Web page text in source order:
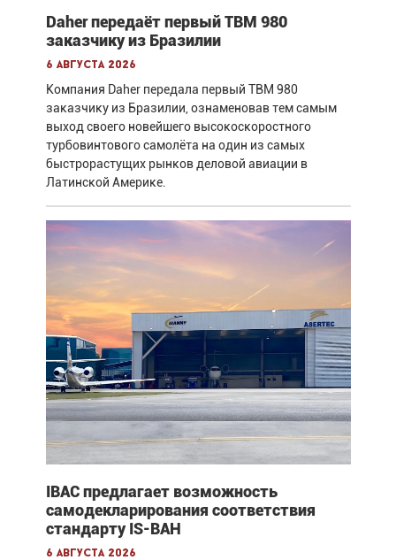
Daher передаёт первый TBM 980
заказчику из Бразилии
6 августа 2026
Компания Daher передала первый TBM 980
заказчику из Бразилии, ознаменовав тем самым
выход своего новейшего высокоскоростного
турбовинтового самолёта на один из самых
быстрорастущих рынков деловой авиации в
Латинской Америке.
IBAC предлагает возможность
самодекларирования соответствия
стандарту IS-BAH
6 августа 2026